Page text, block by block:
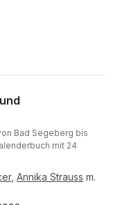
Bad Segeberg bis
mit 24
, Annika Strauss m.